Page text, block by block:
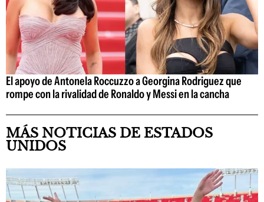
El apoyo de Antonela Roccuzzo a Georgina Rodriguez que
rompe con la rivalidad de Ronaldo y Messi en la cancha
MÁS NOTICIAS DE ESTADOS
UNIDOS